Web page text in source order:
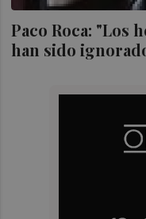
Paco Roca: "Los
han sido